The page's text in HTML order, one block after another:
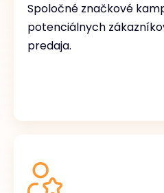
Spoločné značkové
potenciálnych
predaja.